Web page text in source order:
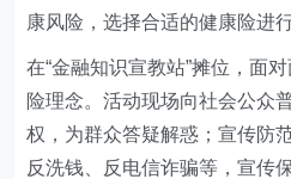
康风险，选择合适的健康险进
在“金融知识宣教站”摊位，面
险理念。活动现场向社会公众
权，为群众答疑解惑；宣传防
反洗钱、反电信诈骗等，宣传